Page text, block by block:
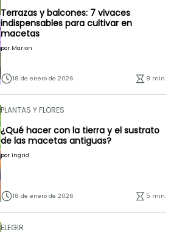
Terrazas y balcones: 7 vivaces
indispensables para cultivar en
macetas
por Marion
18 de enero de 2026 8 min.
PLANTAS Y FLORES
¿Qué hacer con la tierra y el sustrato
de las macetas antiguas?
por Ingrid
18 de enero de 2026 5 min.
ELEGIR